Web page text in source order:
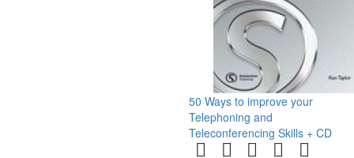
50 Ways to improve your
Telephoning and
Teleconferencing Skills + CD